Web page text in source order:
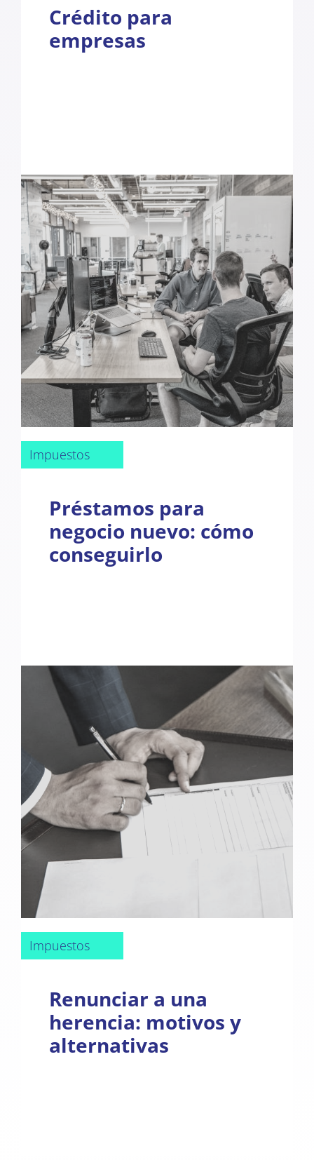
Crédito para
empresas
Impuestos
Préstamos para
negocio nuevo: cómo
conseguirlo
Impuestos
Renunciar a una
herencia: motivos y
alternativas